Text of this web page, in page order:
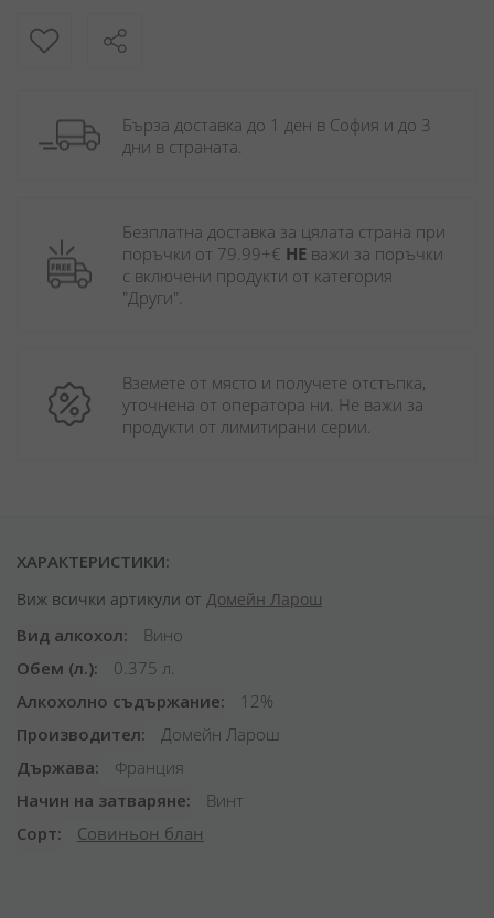
Бърза доставка до 1 ден в София и до 3
дни в страната.
Безплатна доставка за цялата страна при
поръчки от 79.99+€ НЕ важи за поръчки
с включени продукти от категория
"Други".
Вземете от място и получете отстъпка,
уточнена от оператора ни. Не важи за
продукти от лимитирани серии.
ХАРАКТЕРИСТИКИ:
Виж всички артикули от Домейн Ларош
Вид алкохол
Вино
Обем (л.)
0.375 л.
Алкохолно съдържание
12%
Производител
Домейн Ларош
Държава
Франция
Начин на затваряне
Винт
Сорт
Совиньон блан